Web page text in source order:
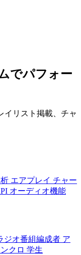
でパフォー
イリスト掲載、チャ
エアプレイ チャー
オーディオ機能
ジオ番組編成者 ア
クロ 学生